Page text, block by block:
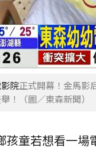
院正式開幕！金馬影
！（圖／東森新聞）
孩童若想看一場